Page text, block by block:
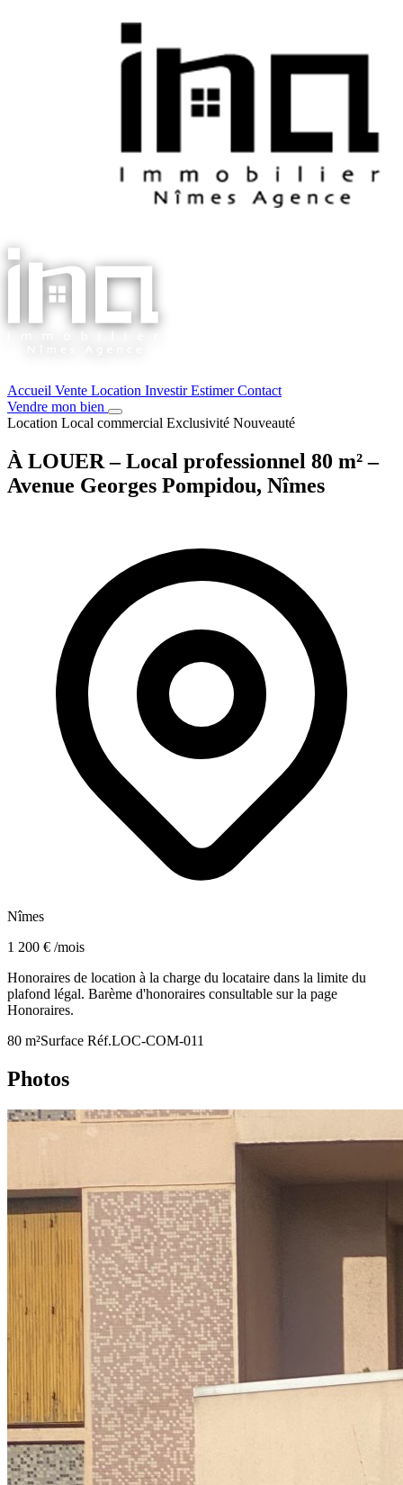
Accueil Vente Location InvestirEstimerContact
Vendre mon bien
Location Local commercial Exclusivité Nouveauté
À LOUER – Local professionnel 80 m² –
Avenue Georges Pompidou, Nîmes
Nîmes
1 200 € /mois
Honoraires de location à la charge du locataire dans la limite du
plafond légal. Barème d'honoraires consultable sur la page
Honoraires.
80 m²Surface Réf.LOC-COM-011
Photos